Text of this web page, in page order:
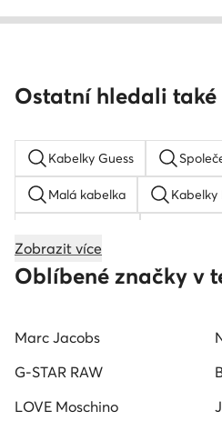
Ostatní hledali také
Kabelky Guess
Malá kabelka Kabelky
Béžová kabelka Zlaté
Zobrazit více
Oblíbené značky v
Marc Jacobs
G-STAR RAW
LOVE Moschino